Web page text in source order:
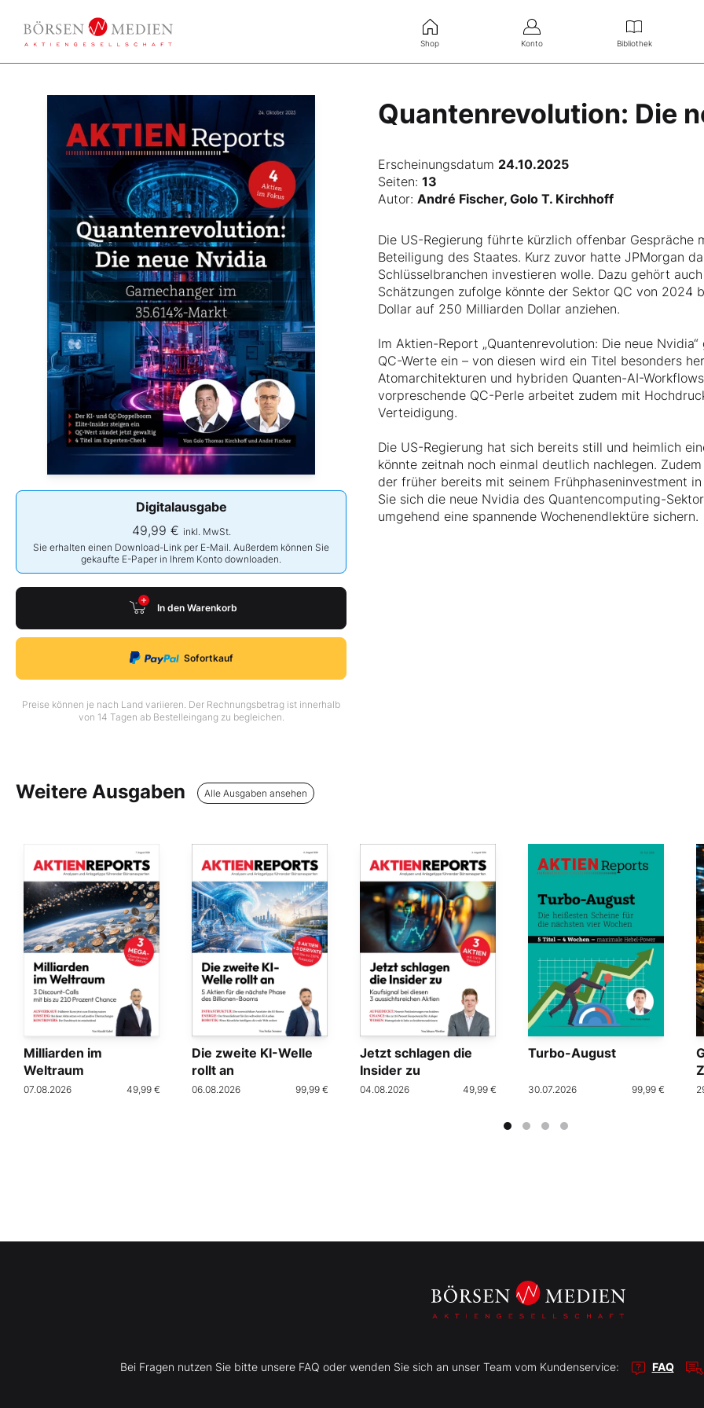
Shop Konto Bibliothek
Quantenrevolution: Die
Erscheinungsdatum24.10.2025
Digitalausgabe
49,99 € inkl. MwSt.
Sie erhalten einen Download-Link per E-Mail. Außerdem können Sie
gekaufte E-Paper in Ihrem Konto downloaden.
In den Warenkorb
Sofortkauf
Preise können je nach Land variieren. Der Rechnungsbetrag ist innerhalb
von 14 Tagen ab Bestelleingang zu begleichen.
Seiten:13
Autor:André Fischer, Golo T. Kirchhoff
Die US-Regierung führte kürzlich offenbar
Beteiligung des Staates. Kurz zuvor hatte JPMorgan
Schlüsselbranchen investieren wolle. Dazu gehört
Schätzungen zufolge könnte der Sektor QC von
Dollar auf 250 Milliarden Dollar anziehen.
Im Aktien-Report „Quantenrevolution: Die neue
QC-Werte ein – von diesen wird ein Titel besonders
Atomarchitekturen und hybriden Quanten-AI-
vorpreschende QC-Perle arbeitet zudem mit
Verteidigung.
Die US-Regierung hat sich bereits still und heimlich
könnte zeitnah noch einmal deutlich nachlegen.
der früher bereits mit seinem Frühphaseninvestment
Sie sich die neue Nvidia des Quantencomputing-
umgehend eine spannende Wochenendlektüre sichern.
Weitere Ausgaben Alle Ausgaben ansehen
Milliarden im
Weltraum
07.08.2026 49,99 €
Die zweite KI-Welle
rollt an
06.08.2026 99,99 €
Jetzt schlagen die
Insider zu
04.08.2026 49,99 €
Turbo-August
30.07.2026 99,99 €
Bei Fragen nutzen Sie bitte unsere FAQ oder wenden Sie sich an unser Team vom Kundenservice: FAQ